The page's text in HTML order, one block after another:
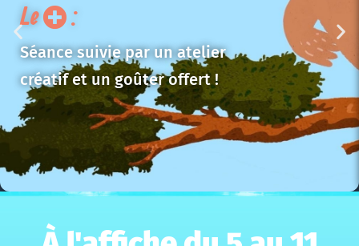
Le :
Séance suivie par un atelier
créatif et un goûter offert !